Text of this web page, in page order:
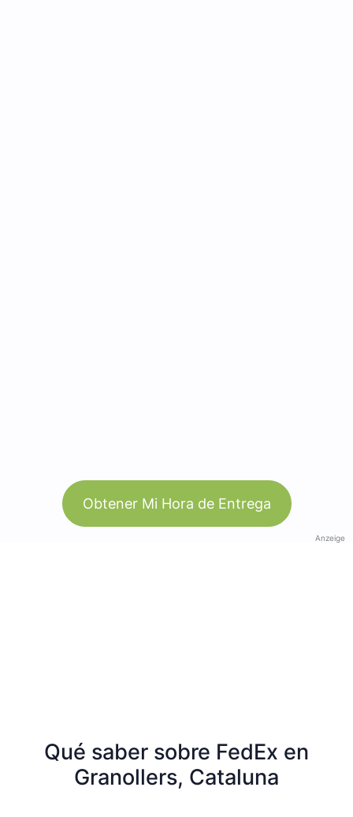
Obtener Mi Hora de Entrega
Anzeige
Qué saber sobre FedEx en
Granollers, Cataluna